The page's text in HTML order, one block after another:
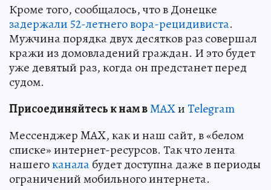
Кроме того, сообщалось, что в Донецке
задержали 52-летнего вора-рецидивиста.
Мужчина порядка двух десятков раз совершал
кражи из домовладений граждан. И это будет
уже девятый раз, когда он предстанет перед
судом.
Присоединяйтесь к нам вMAXиTelegram
Мессенджер MAX, как и наш сайт, в «белом
списке» интернет-ресурсов. Так что лента
нашегоканалабудет доступна даже в периоды
ограничений мобильного интернета.